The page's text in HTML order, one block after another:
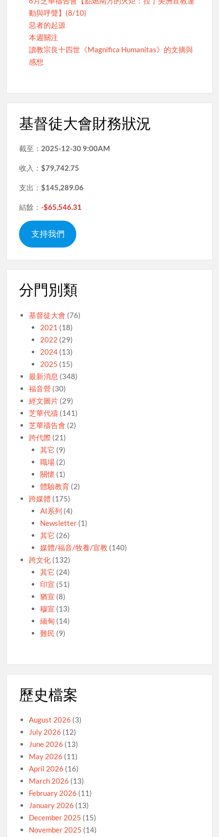
動與呼聲】(8/10)
惡者的起源
本週關注
讀教宗良十四世《Magnifica Humanitas》的文摘與
感想
基督徒大會財務狀況
截至： 2025-12-30 9:00AM
收入：$79,742.75
支出：$145,289.06
結餘：-$65,546.31
支持我們
分門別類
基督徒大會 (76)
2021 (18)
2022 (29)
2024(13)
2025 (15)
最新消息 (348)
福音營 (30)
經文圖片 (29)
芝華代禱 (141)
芝華禱告會 (2)
跨代際 (21)
其它 (9)
職場(2)
關懷 (1)
體驗教育(2)
跨媒體 (175)
AI系列 (4)
Newsletter(1)
其它 (26)
媒體/福音/牧養/宣教 (140)
跨文化 (132)
其它 (24)
印宣 (51)
猶宣 (8)
穆宣 (13)
緬甸 (14)
難民 (9)
歷史檔案
August 2026 (3)
July 2026 (12)
June 2026 (13)
May 2026 (11)
April 2026 (16)
March 2026 (13)
February 2026 (11)
January 2026 (13)
December 2025 (15)
November 2025 (14)